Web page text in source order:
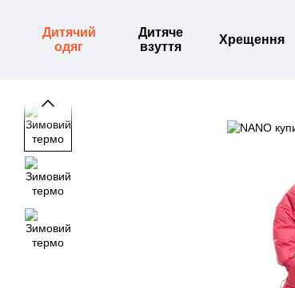
Дитячий
одяг
Дитяче
взуття
Хрещення